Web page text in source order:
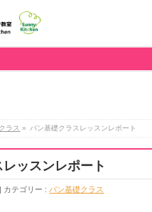
ラス » パン基礎クラスレッスンレポート
ッスンレポート
カテゴリー : パン基礎クラス